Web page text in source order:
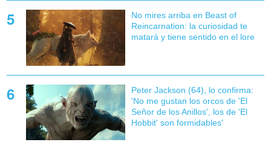
No mires arriba en Beast of
Reincarnation: la curiosidad te
matará y tiene sentido en el lore
Peter Jackson (64), lo confirma:
'No me gustan los orcos de 'El
Señor de los Anillos', los de 'El
Hobbit' son formidables'